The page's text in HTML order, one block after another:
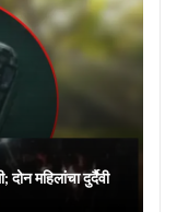
महिलांचा दुर्दैवी